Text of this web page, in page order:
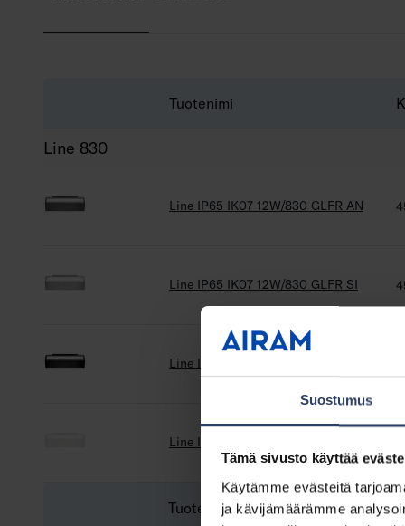
Suostumus
Tämä sivusto käyttää
Käytämme evästeitä
ja kävijämäärämme
Tuotenimi
Line 830
Line IP65 IK07 12W/830 GLFR AN
Line IP65 IK07 12W/830 GLFR SI
Line IP65 IK07 12W/830 GLFR BK
Line IP65 IK07 12W/830 GLFR WH
Tuotenimi